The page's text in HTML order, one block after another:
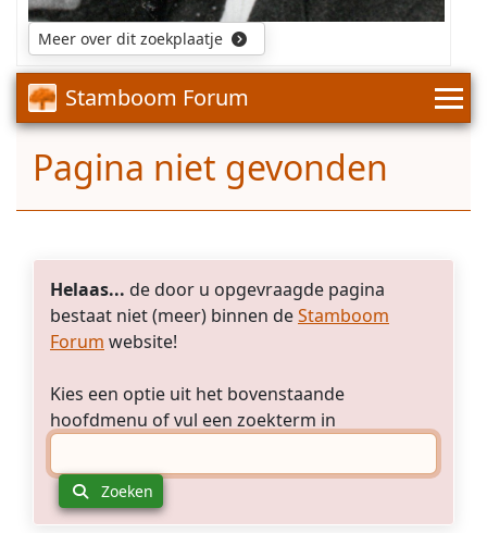
Meer over dit zoekplaatje
Stamboom Forum
Pagina niet gevonden
Helaas... de door u opgevraagde pagina
bestaat niet (meer) binnen deStamboom
Forum website!
Kies een optie uit het bovenstaande
hoofdmenu of vul een zoekterm in
Zoeken